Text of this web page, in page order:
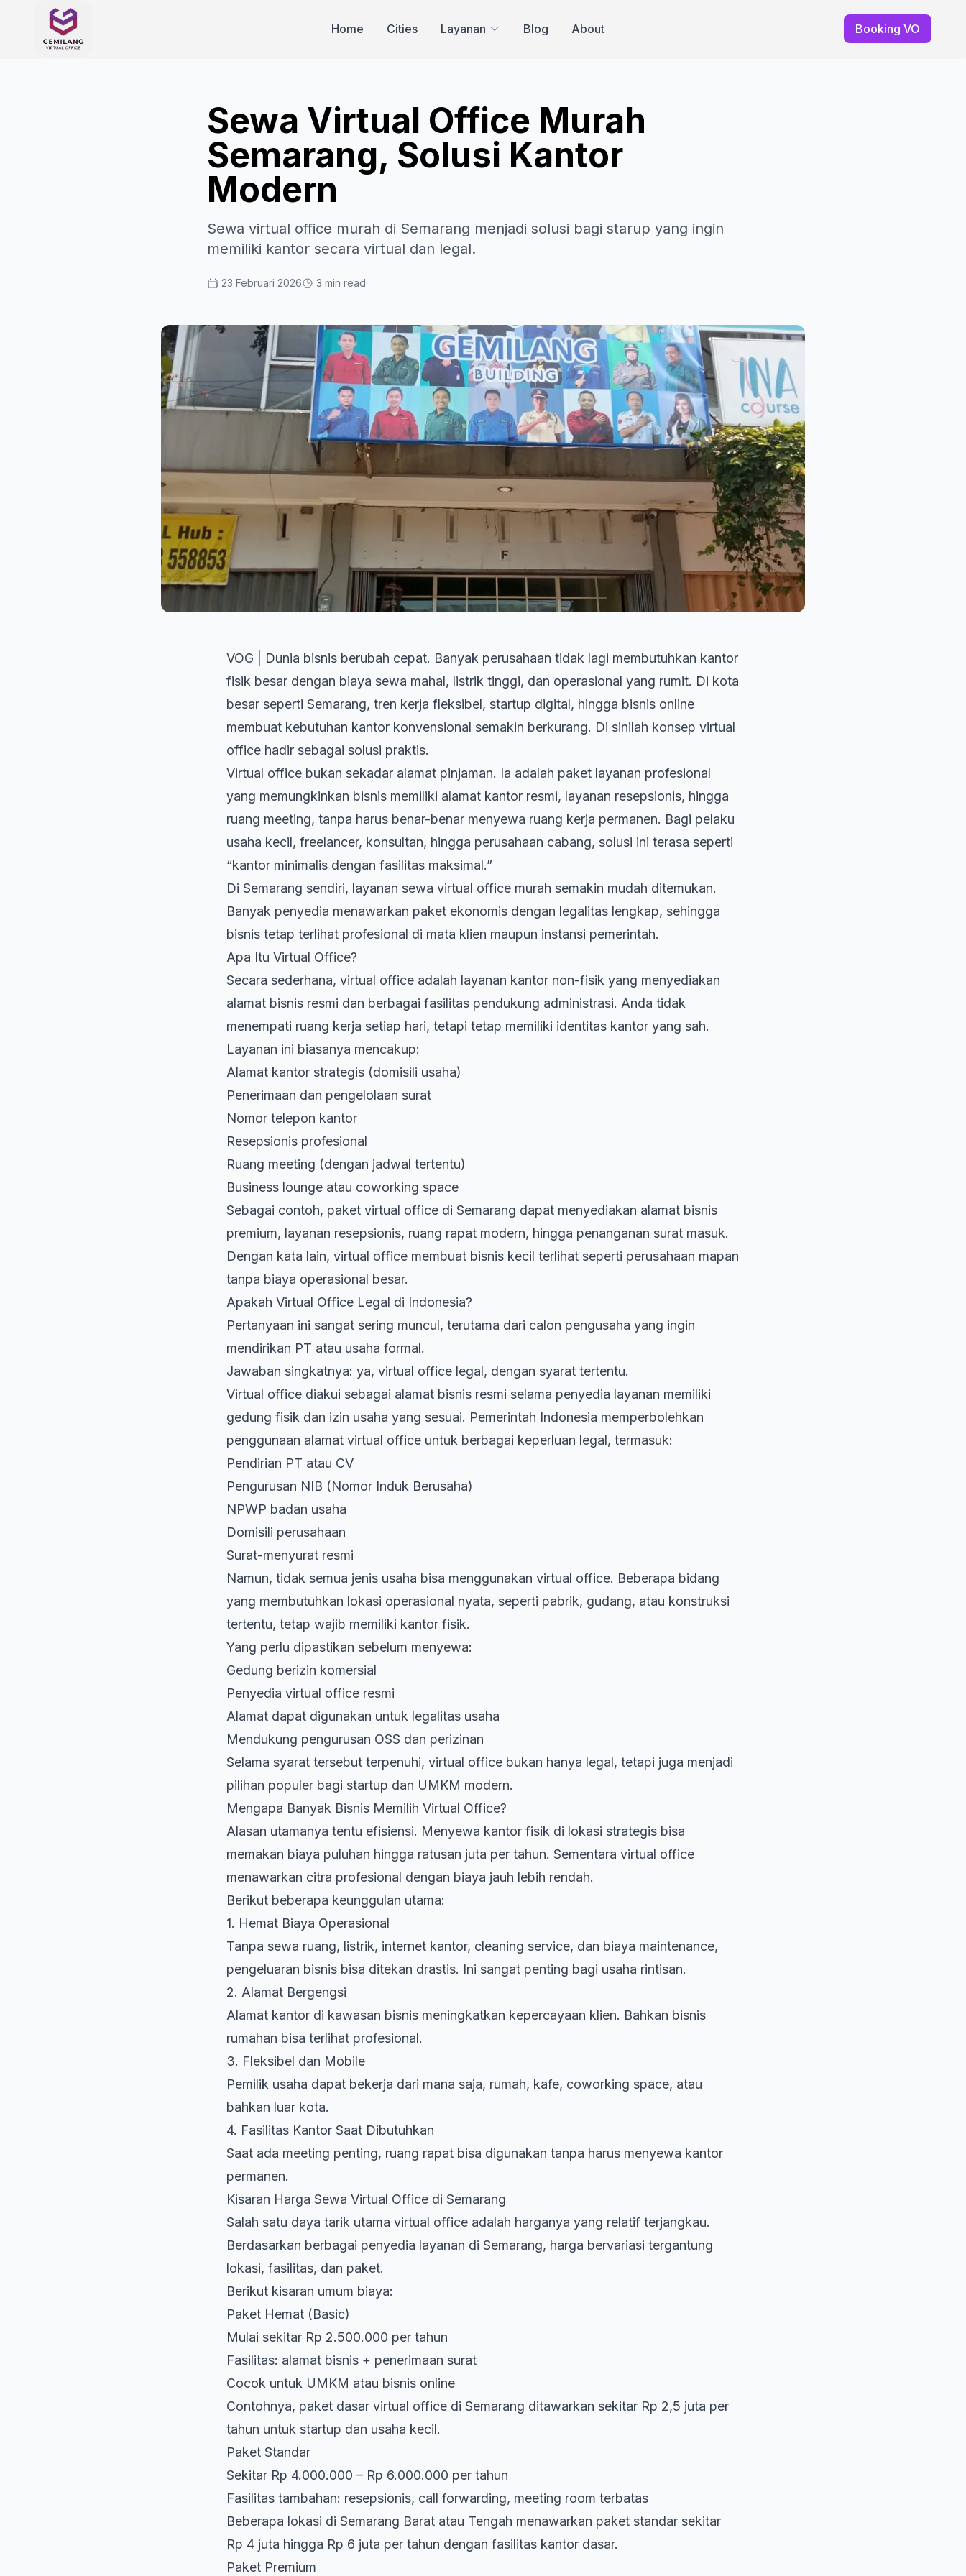
Home Cities Layanan Blog About Booking VO
Sewa Virtual Office Murah
Semarang, Solusi Kantor
Modern
Sewa virtual office murah di Semarang menjadi solusi bagi starup yang ingin
memiliki kantor secara virtual dan legal.
23 Februari 2026 3 min read
VOG | Dunia bisnis berubah cepat. Banyak perusahaan tidak lagi membutuhkan kantor
fisik besar dengan biaya sewa mahal, listrik tinggi, dan operasional yang rumit. Di kota
besar seperti Semarang, tren kerja fleksibel, startup digital, hingga bisnis online
membuat kebutuhan kantor konvensional semakin berkurang. Di sinilah konsep virtual
officehadir sebagai solusi praktis.
Virtual office bukan sekadar alamat pinjaman. Ia adalah paket layanan profesional
yang memungkinkan bisnis memiliki alamat kantor resmi, layanan resepsionis, hingga
ruang meeting, tanpa harus benar-benar menyewa ruang kerja permanen. Bagi pelaku
usaha kecil, freelancer, konsultan, hingga perusahaan cabang, solusi ini terasa seperti
“kantor minimalis dengan fasilitas maksimal.”
Di Semarang sendiri, layanan sewa virtual office murah semakin mudah ditemukan.
Banyak penyedia menawarkan paket ekonomis dengan legalitas lengkap, sehingga
bisnis tetap terlihat profesional di mata klien maupun instansi pemerintah.
Apa Itu Virtual Office?
Secara sederhana, virtual office adalah layanan kantor non-fisik yang menyediakan
alamat bisnis resmi dan berbagai fasilitas pendukung administrasi. Anda tidak
menempati ruang kerja setiap hari, tetapi tetap memiliki identitas kantor yang sah.
Layanan ini biasanya mencakup:
Alamat kantor strategis (domisili usaha)
Penerimaan dan pengelolaan surat
Nomor telepon kantor
Resepsionis profesional
Ruang meeting (dengan jadwal tertentu)
Business lounge atau coworking space
Sebagai contoh, paket virtual office di Semarang dapat menyediakan alamat bisnis
premium, layanan resepsionis, ruang rapat modern, hingga penanganan surat masuk.
Dengan kata lain, virtual office membuat bisnis kecil terlihat seperti perusahaan mapan
tanpa biaya operasional besar.
Apakah Virtual Office Legal di Indonesia?
Pertanyaan ini sangat sering muncul, terutama dari calon pengusaha yang ingin
mendirikan PT atau usaha formal.
Jawaban singkatnya: ya, virtual office legal, dengan syarat tertentu.
Virtual office diakui sebagai alamat bisnis resmi selama penyedia layanan memiliki
gedung fisik dan izin usaha yang sesuai. Pemerintah Indonesia memperbolehkan
penggunaan alamat virtual office untuk berbagai keperluan legal, termasuk:
Pendirian PT atau CV
Pengurusan NIB (Nomor Induk Berusaha)
NPWP badan usaha
Domisili perusahaan
Surat-menyurat resmi
Namun, tidak semua jenis usaha bisa menggunakan virtual office. Beberapa bidang
yang membutuhkan lokasi operasional nyata, seperti pabrik, gudang, atau konstruksi
tertentu, tetap wajib memiliki kantor fisik.
Yang perlu dipastikan sebelum menyewa:
Gedung berizin komersial
Penyedia virtual office resmi
Alamat dapat digunakan untuk legalitas usaha
Mendukung pengurusan OSS dan perizinan
Selama syarat tersebut terpenuhi, virtual office bukan hanya legal, tetapi juga menjadi
pilihan populer bagi startup dan UMKM modern.
Mengapa Banyak Bisnis Memilih Virtual Office?
Alasan utamanya tentu efisiensi. Menyewa kantor fisik di lokasi strategis bisa
memakan biaya puluhan hingga ratusan juta per tahun. Sementara virtual office
menawarkan citra profesional dengan biaya jauh lebih rendah.
Berikut beberapa keunggulan utama:
1. Hemat Biaya Operasional
Tanpa sewa ruang, listrik, internet kantor, cleaning service, dan biaya maintenance,
pengeluaran bisnis bisa ditekan drastis. Ini sangat penting bagi usaha rintisan.
2. Alamat Bergengsi
Alamat kantor di kawasan bisnis meningkatkan kepercayaan klien. Bahkan bisnis
rumahan bisa terlihat profesional.
3. Fleksibel dan Mobile
Pemilik usaha dapat bekerja dari mana saja, rumah, kafe, coworking space, atau
bahkan luar kota.
4. Fasilitas Kantor Saat Dibutuhkan
Saat ada meeting penting, ruang rapat bisa digunakan tanpa harus menyewa kantor
permanen.
Kisaran Harga Sewa Virtual Office di Semarang
Salah satu daya tarik utama virtual office adalah harganya yang relatif terjangkau.
Berdasarkan berbagai penyedia layanan di Semarang, harga bervariasi tergantung
lokasi, fasilitas, dan paket.
Berikut kisaran umum biaya:
Paket Hemat (Basic)
Mulai sekitar Rp 2.500.000 per tahun
Fasilitas: alamat bisnis + penerimaan surat
Cocok untuk UMKM atau bisnis online
Contohnya, paket dasar virtual office di Semarang ditawarkan sekitar Rp 2,5 juta per
tahun untuk startup dan usaha kecil.
Paket Standar
Sekitar Rp 4.000.000 – Rp 6.000.000 per tahun
Fasilitas tambahan: resepsionis, call forwarding, meeting room terbatas
Beberapa lokasi di Semarang Barat atau Tengah menawarkan paket standar sekitar
Rp 4 juta hingga Rp 6 juta per tahun dengan fasilitas kantor dasar.
Paket Premium